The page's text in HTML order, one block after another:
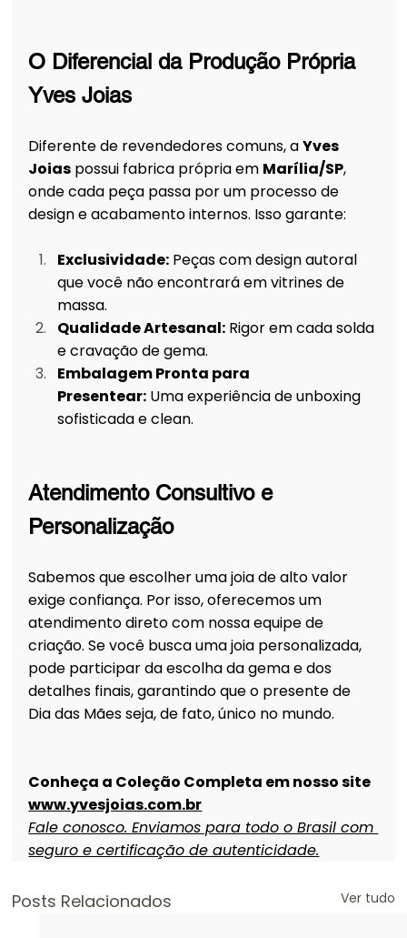
O Diferencial da Produção Própria
Yves Joias
Diferente de revendedores comuns, a Yves
Joias possui fabrica própria em Marília/SP,
onde cada peça passa por um processo de
design e acabamento internos. Isso garante:
Exclusividade: Peças com design autoral
que você não encontrará em vitrines de
massa.
Qualidade Artesanal: Rigor em cada solda
e cravação de gema.
Embalagem Pronta para
Presentear: Uma experiência de unboxing
sofisticada e clean.
Atendimento Consultivo e
Personalização
Sabemos que escolher uma joia de alto valor
exige confiança. Por isso, oferecemos um
atendimento direto com nossa equipe de
criação. Se você busca uma joia personalizada,
pode participar da escolha da gema e dos
detalhes finais, garantindo que o presente de
Dia das Mães seja, de fato, único no mundo.
Conheça a Coleção Completa em nosso site
www.yvesjoias.com.br
Fale conosco. Enviamos para todo o Brasil com
seguro e certificação de autenticidade.
Posts Relacionados Ver tudo